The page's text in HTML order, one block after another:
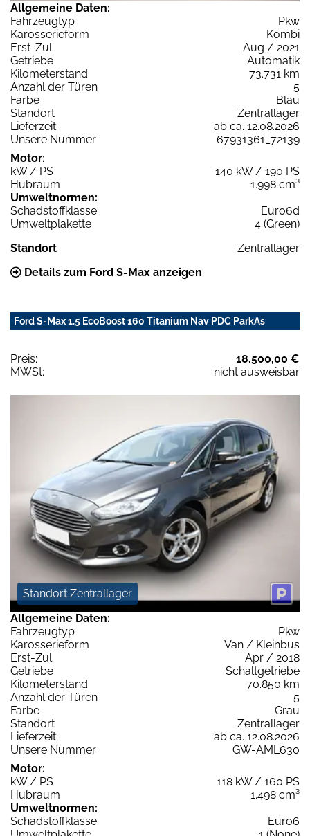
Allgemeine Daten:
Fahrzeugtyp
Pkw
Karosserieform
Kombi
Erst-Zul.
Aug / 2021
Getriebe
Automatik
Kilometerstand
73.731 km
Anzahl der Türen
5
Farbe
Blau
Standort
Zentrallager
Lieferzeit
ab ca. 12.08.2026
Unsere Nummer
67931361_72139
Motor:
kW / PS
140 kW / 190 PS
Hubraum
1.998 cm³
Umweltnormen:
Schadstoffklasse
Euro6d
Umweltplakette
4 (Green)
Standort
Zentrallager
Details zum Ford S-Max anzeigen
Ford S-Max 1.5 EcoBoost 160 Titanium Nav PDC ParkAs
Preis:
18.500,00 €
MWSt:
nicht ausweisbar
Standort Zentrallager
Allgemeine Daten:
Fahrzeugtyp
Pkw
Karosserieform
Van / Kleinbus
Erst-Zul.
Apr / 2018
Getriebe
Schaltgetriebe
Kilometerstand
70.850 km
Anzahl der Türen
5
Farbe
Grau
Standort
Zentrallager
Lieferzeit
ab ca. 12.08.2026
Unsere Nummer
GW-AML630
Motor:
kW / PS
118 kW / 160 PS
Hubraum
1.498 cm³
Umweltnormen:
Schadstoffklasse
Euro6